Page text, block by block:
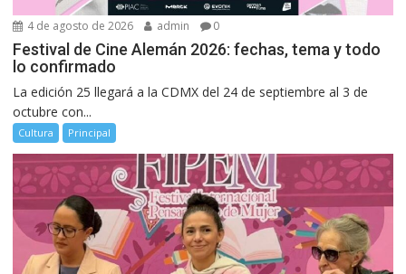
4 de agosto de 2026 admin 0
Festival de Cine Alemán 2026: fechas, tema y todo
lo confirmado
La edición 25 llegará a la CDMX del 24 de septiembre al 3 de
octubre con...
Cultura Principal